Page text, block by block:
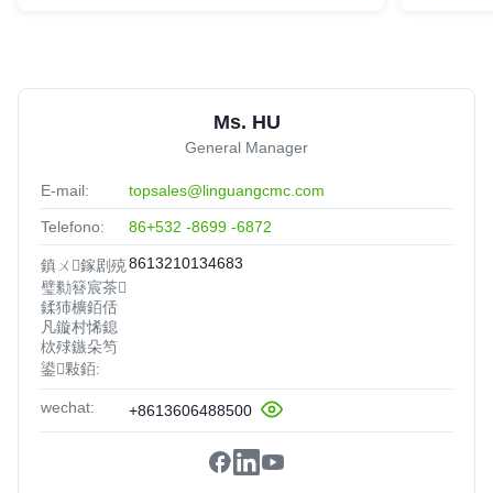
Ms. HU
General Manager
E-mail: topsales@linguangcmc.com
Telefono: 86+532 -8699 -6872
鎮ㄨ鎵剧殑
璧勬簮宸茶
鍒犻櫎銆佸
凡鏇村悕鎴
栨殏鏃朵笉
鍙敤銆:
8613210134683
wechat: +8613606488500